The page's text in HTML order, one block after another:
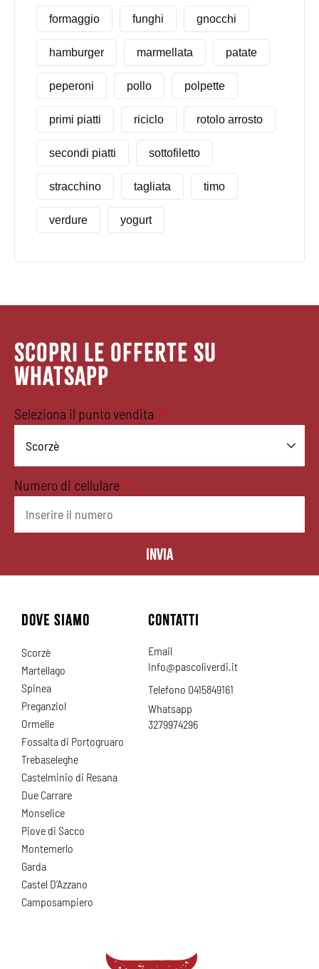
formaggio funghi gnocchi
hamburger marmellata patate
peperoni pollo polpette
primi piatti riciclo rotolo arrosto
secondi piatti sottofiletto
stracchino tagliata timo
verdure yogurt
SCOPRI LE OFFERTE SU
WHATSAPP
Seleziona il punto vendita
Numero di cellulare
Invia
DOVE SIAMO CONTATTI
Scorzè
Martellago
Spinea
Preganziol
Ormelle
Fossalta di Portogruaro
Trebaseleghe
Castelminio di Resana
Due Carrare
Monselice
Piove di Sacco
Montemerlo
Garda
Castel D’Azzano
Camposampiero
Email
Info@pascoliverdi.it
Telefono 0415849161
Whatsapp
3279974296